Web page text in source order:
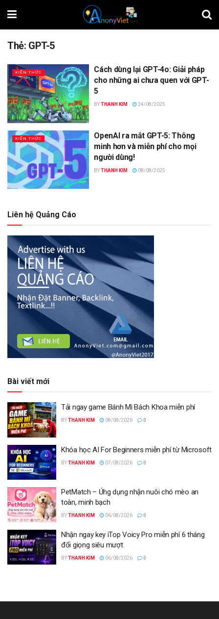
Thẻ: GPT-5
KIẾN THỨC
Cách dùng lại GPT-4o: Giải pháp
cho những ai chưa quen với GPT-
5
BYTHANH KIM 24/08/2025
KIẾN THỨC
OpenAI ra mắt GPT-5: Thông
minh hơn và miễn phí cho mọi
người dùng!
BYTHANH KIM 08/08/2025
Liên hệ Quảng Cáo
Bài viết mới
Tải ngay game Bánh Mì Bách Khoa miễn phí
BYTHANH KIM 08/08/2026 0
Khóa học AI For Beginners miễn phí từ Microsoft
BYTHANH KIM 07/08/2026 0
PetMatch – Ứng dụng nhận nuôi chó mèo an
toàn, minh bạch
BYTHANH KIM 06/08/2026 0
Nhận ngay key iTop Voicy Pro miễn phí 6 tháng
đổi giọng siêu mượt
BYTHANH KIM 06/08/2026 0